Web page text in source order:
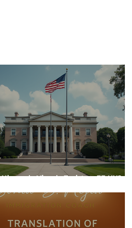
Niegan la Visa de Turista a EE UU?